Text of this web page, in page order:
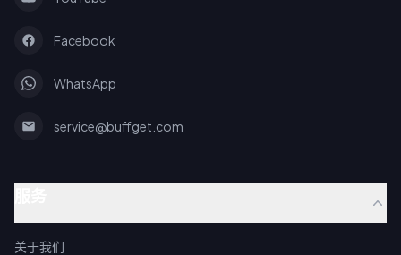
Facebook
WhatsApp
service@buffget.com
关于我们